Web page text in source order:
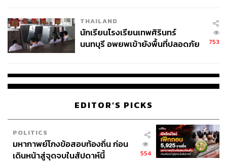
จ่ายหนี้-แอบระบุแบรนด์
THAILAND
นักเรียนโรงเรียนเทพศิรินทร์
นนทบุรี อพยพเข้ายังพื้นที่ปลอดภัย
753
EDITOR'S PICKS
POLITICS
มหากาพย์โกงข้อสอบท้องถิ่น ก่อน
เดินหน้าสู่จุดจบในสัปดาห์นี้
554